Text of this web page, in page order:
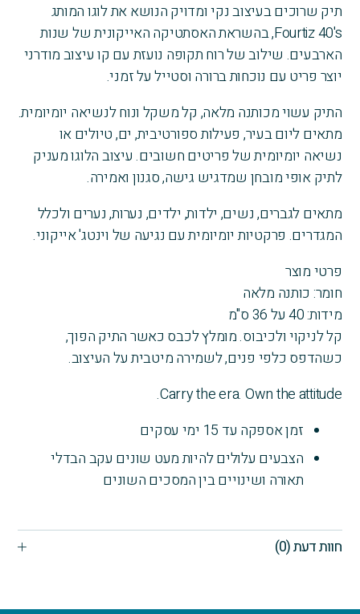
תיק שרוכים בעיצוב נקי ומדויק הנושא את לוגו המותג
Fourtiz 40's, בהשראת האסתטיקה האייקונית של שנות
הארבעים. שילוב של רוח תקופה נועזת עם קו עיצוב מודרני
יוצר פריט עם נוכחות ברורה וסטייל על זמני.
התיק עשוי מכותנה מלאה, קל משקל ונוח לנשיאה יומיומית.
מתאים ליום בעיר, פעילות ספורטיבית, ים, טיולים או
נשיאה יומיומית של פריטים חשובים. עיצוב הלוגו מעניק
לתיק אופי מובחן שמדגיש גישה, סגנון ואמירה.
מתאים לגברים, נשים, ילדות, ילדים, נערות, נערים ולכלל
המגדרים. פרקטיות יומיומית עם נגיעה של וינטג' אייקוני.
פרטי מוצר
חומר: כותנה מלאה
מידות: 40 על 36 ס"מ
קל לניקוי ולכיבוס. מומלץ לכבס כאשר התיק הפוך,
כשהדפס כלפי פנים, לשמירה מיטבית על העיצוב.
Carry the era. Own the attitude.
זמן אספקה עד 15 ימי עסקים
הצבעים עלולים להיות מעט שונים עקב הבדלי
תאורה ושינויים בין המסכים השונים
חוות דעת (0)